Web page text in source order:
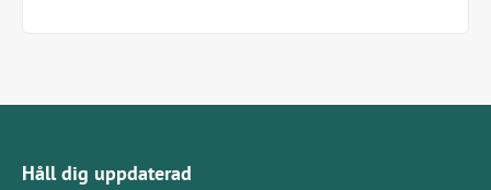
Håll dig uppdaterad